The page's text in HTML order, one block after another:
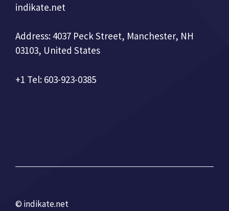
indikate.net
Address: 4037 Peck Street, Manchester, NH
03103, United States
+1 Tel: 603-923-0385
© indikate.net